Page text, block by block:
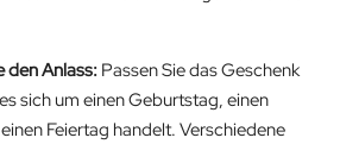
den Anlass: Passen Sie das Geschenk
sich um einen Geburtstag, einen
Feiertag handelt. Verschiedene